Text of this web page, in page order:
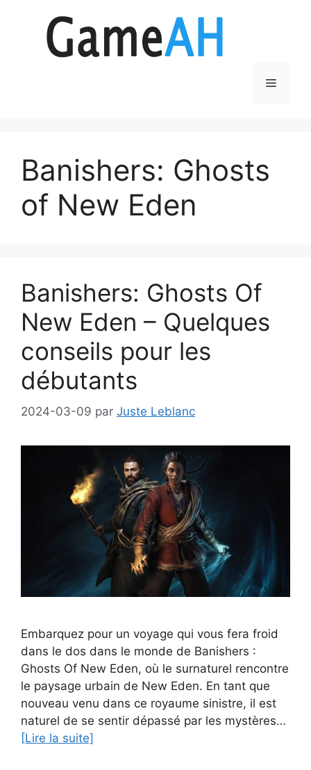
Menu
Banishers: Ghosts
of New Eden
Banishers: Ghosts Of
New Eden – Quelques
conseils pour les
débutants
2024-03-09 par Juste Leblanc
Embarquez pour un voyage qui vous fera froid
dans le dos dans le monde de Banishers :
Ghosts Of New Eden, où le surnaturel rencontre
le paysage urbain de New Eden. En tant que
nouveau venu dans ce royaume sinistre, il est
naturel de se sentir dépassé par les mystères…
[Lire la suite]